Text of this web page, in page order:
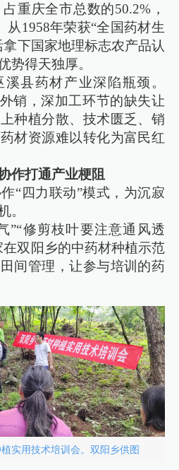
重庆全市总数的50.2%，
从1958年荣获“全国药材生
下国家地理标志农产品认
势得天独厚。
县药材产业深陷瓶颈。
销，深加工环节的缺失让
种植分散、技术匮乏、销
材资源难以转化为富民红
作打通产业梗阻
“四力联动”模式，为沉寂
。
”“修剪枝叶要注意通风透
双阳乡的中药材种植示范
间管理，让参与培训的药
实用技术培训会。双阳乡供图